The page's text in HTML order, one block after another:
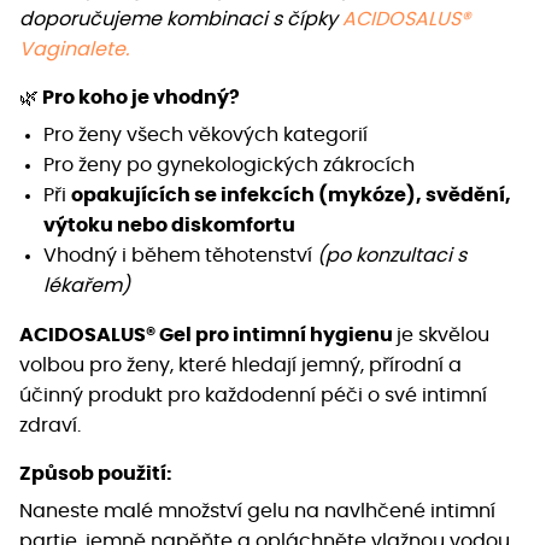
doporučujeme kombinaci s čípkyACIDOSALUS®
Vaginalete.
🌿 Pro koho je vhodný?
Pro ženy všech věkových kategorií
Pro ženy po gynekologických zákrocích
Při opakujících se infekcích (mykóze), svědění,
výtoku nebo diskomfortu
Vhodný i během těhotenství (po konzultaci s
lékařem)
ACIDOSALUS® Gel pro intimní hygienu je skvělou
volbou pro ženy, které hledají jemný, přírodní a
účinný produkt pro každodenní péči o své intimní
zdraví.
Způsob použití:
Naneste malé množství gelu na navlhčené intimní
partie, jemně napěňte a opláchněte vlažnou vodou.